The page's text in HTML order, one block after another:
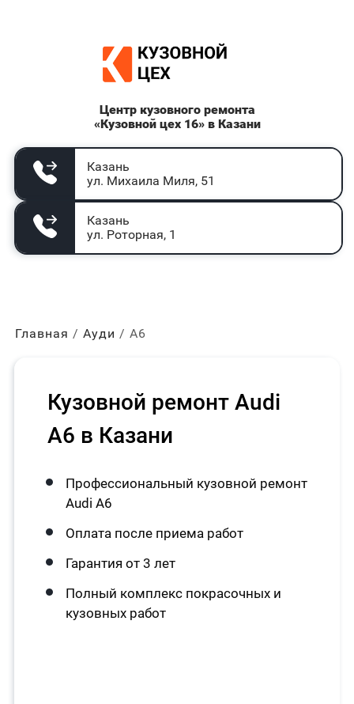
Центр кузовного ремонта
«Кузовной цех 16» в Казани
Казань
ул. Михаила Миля, 51
Казань
ул. Роторная, 1
Главная Ауди А6
Кузовной ремонт Audi
A6 в Казани
Профессиональный кузовной ремонт
Audi A6
Оплата после приема работ
Гарантия от 3 лет
Полный комплекс покрасочных и
кузовных работ